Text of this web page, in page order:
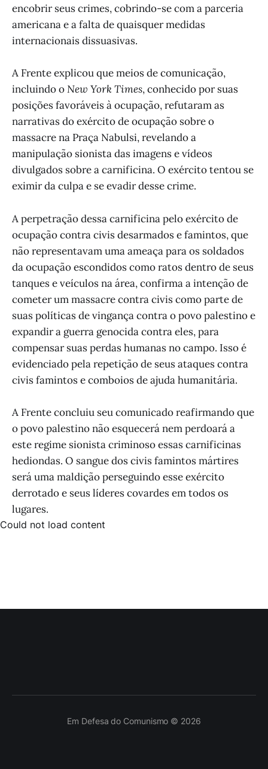
encobrir seus crimes, cobrindo-se com a parceria
americana e a falta de quaisquer medidas
internacionais dissuasivas.
A Frente explicou que meios de comunicação,
incluindo oNew York Times, conhecido por suas
posições favoráveis à ocupação, refutaram as
narrativas do exército de ocupação sobre o
massacre na Praça Nabulsi, revelando a
manipulação sionista das imagens e vídeos
divulgados sobre a carnificina. O exército tentou se
eximir da culpa e se evadir desse crime.
A perpetração dessa carnificina pelo exército de
ocupação contra civis desarmados e famintos, que
não representavam uma ameaça para os soldados
da ocupação escondidos como ratos dentro de seus
tanques e veículos na área, confirma a intenção de
cometer um massacre contra civis como parte de
suas políticas de vingança contra o povo palestino e
expandir a guerra genocida contra eles, para
compensar suas perdas humanas no campo. Isso é
evidenciado pela repetição de seus ataques contra
civis famintos e comboios de ajuda humanitária.
A Frente concluiu seu comunicado reafirmando que
o povo palestino não esquecerá nem perdoará a
este regime sionista criminoso essas carnificinas
hediondas. O sangue dos civis famintos mártires
será uma maldição perseguindo esse exército
derrotado e seus líderes covardes em todos os
lugares.
Could not load content
Em Defesa do Comunismo © 2026